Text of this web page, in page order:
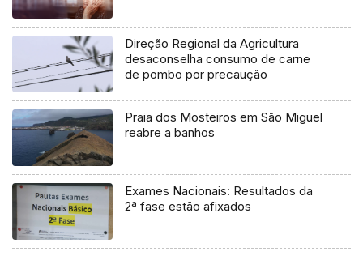
Direção Regional da Agricultura
desaconselha consumo de carne
de pombo por precaução
Praia dos Mosteiros em São Miguel
reabre a banhos
Exames Nacionais: Resultados da
2ª fase estão afixados